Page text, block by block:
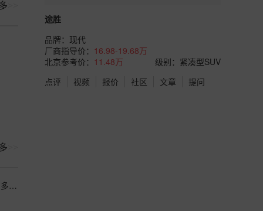
冬季车辆保养，全合成机油+更换雨刮器，途胜L一年保养花费多少？
途胜
品牌： 现代
厂商指导价： 16.98-19.68万
北京参考价： 11.48万
级别：紧凑型SUV
点评
视频 报价 社区 文章 提问